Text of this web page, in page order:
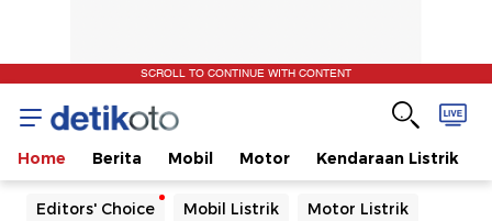
SCROLL TO CONTINUE WITH CONTENT
Home Berita Mobil Motor Kendaraan Listrik
Editors' Choice Mobil Listrik Motor Listrik